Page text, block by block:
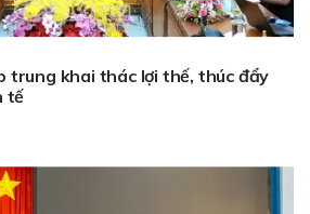
trung khai thác lợi thế, thúc đẩy
tế